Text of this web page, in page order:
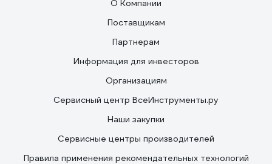
О Компании
Поставщикам
Партнерам
Информация для инвесторов
Организациям
Сервисный центр ВсеИнструменты.ру
Наши закупки
Сервисные центры производителей
Правила применения рекомендательных технологий